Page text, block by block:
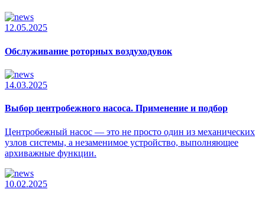
12.05.2025
Обслуживание роторных воздуходувок
14.03.2025
Выбор центробежного насоса. Применение и подбор
Центробежный насос — это не просто один из механических
узлов системы, а незаменимое устройство, выполняющее
архиважные функции.
10.02.2025